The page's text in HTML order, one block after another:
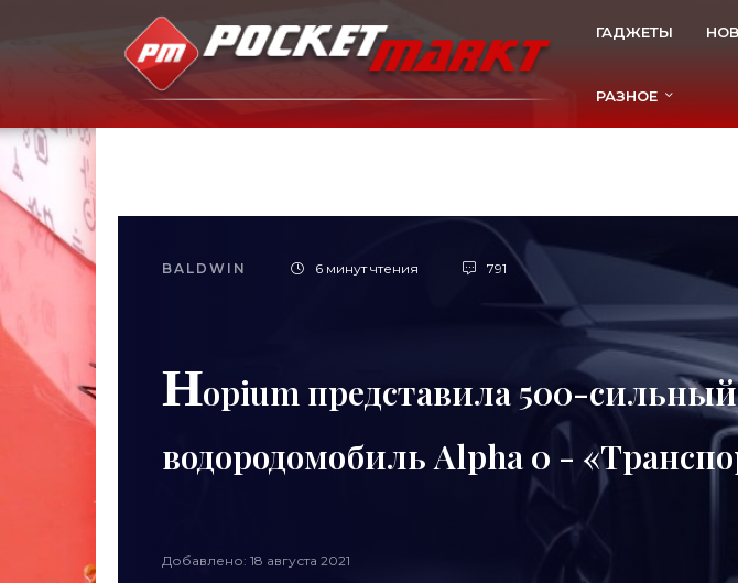
ГАДЖЕТЫ
РАЗНОЕ
BALDWIN 6 минут чтения 791
Hopium представила 500-сильный
водородомобиль Alpha 0 -
Добавлено: 18 августа 2021